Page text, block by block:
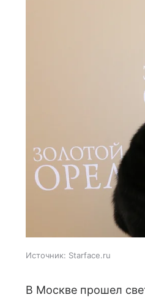
Источник: Starface.ru
В Москве прошел